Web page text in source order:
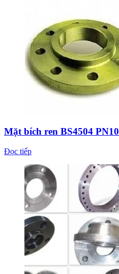
Mặt bích ren BS4504 PN10
Đọc tiếp